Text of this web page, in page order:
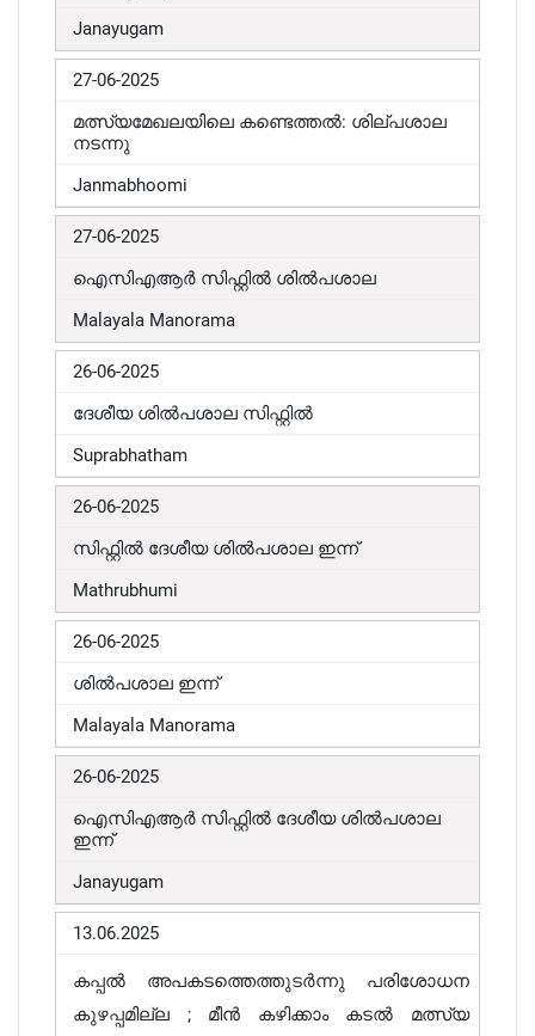
Janayugam
27-06-2025
മത്സ്യമേഖലയിലെ കണ്ടെത്തൽ: ശില്പശാല
നടന്നു
Janmabhoomi
27-06-2025
ഐസിഎആർ സിഫ്റ്റിൽ ശിൽപശാല
Malayala Manorama
26-06-2025
ദേശീയ ശിൽപശാല സിഫ്റ്റിൽ
Suprabhatham
26-06-2025
സിഫ്റ്റിൽ ദേശീയ ശിൽപശാല ഇന്ന്
Mathrubhumi
26-06-2025
ശിൽപശാല ഇന്ന്
Malayala Manorama
26-06-2025
ഐസിഎആർ സിഫ്റ്റിൽ ദേശീയ ശിൽപശാല
ഇന്ന്
Janayugam
13.06.2025
കപ്പൽ അപകടത്തെത്തുടർന്നു പരിശോധന
കുഴപ്പമില്ല ; മീൻ കഴിക്കാം കടൽ മത്സ്യ